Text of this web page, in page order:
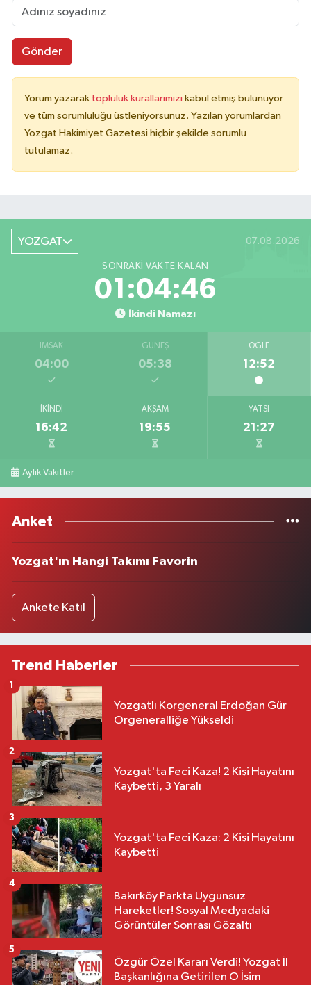
Gönder
Yorum yazarak topluluk kurallarımızı kabul etmiş bulunuyor
ve tüm sorumluluğu üstleniyorsunuz. Yazılan yorumlardan
Yozgat Hakimiyet Gazetesi hiçbir şekilde sorumlu
tutulamaz.
YOZGAT 07.08.2026
SONRAKI VAKTE KALAN
01:04:46
İkindi Namazı
İMSAK
04:00
GÜNEŞ
05:38
ÖĞLE
12:52
İKINDI
16:42
AKŞAM
19:55
YATSI
21:27
Aylık Vakitler
Anket
Yozgat'ın Hangi Takımı Favorin
Ankete Katıl
Trend Haberler
Yozgatlı Korgeneral Erdoğan Gür
Orgeneralliğe Yükseldi
1
Yozgat'ta Feci Kaza! 2 Kişi Hayatını
Kaybetti, 3 Yaralı
2
Yozgat'ta Feci Kaza: 2 Kişi Hayatını
Kaybetti
3
Bakırköy Parkta Uygunsuz
Hareketler! Sosyal Medyadaki
Görüntüler Sonrası Gözaltı
4
Özgür Özel Kararı Verdi! Yozgat İl
Başkanlığına Getirilen O İsim
5